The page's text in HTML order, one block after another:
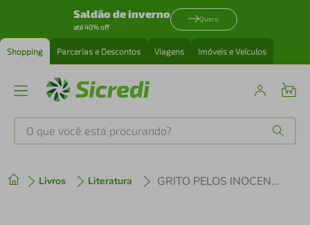
Saldão de inverno
até 40% off
Quero
Shopping Parcerias e Descontos Viagens Imóveis e Veículos
O que você está procurando?
Livros Literatura GRITO PELOS INOCENTES